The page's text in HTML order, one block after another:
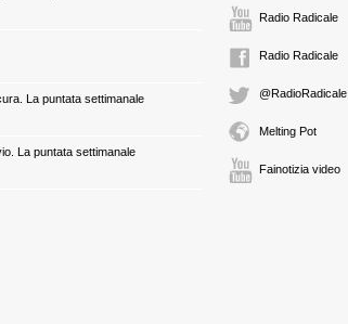
La puntata settimanale
La puntata settimanale
Radio Radicale
Radio Radicale
@RadioRadicale
Melting Pot
Fainotizia video